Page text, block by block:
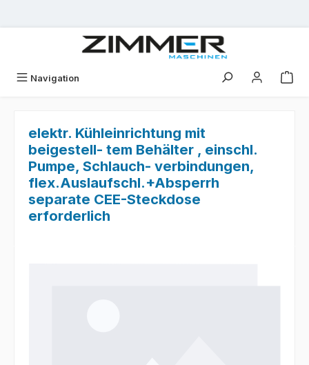
Navigation
elektr. Kühleinrichtung mit
beigestell- tem Behälter , einschl.
Pumpe, Schlauch- verbindungen,
flex.Auslaufschl.+Absperrh
separate CEE-Steckdose
erforderlich